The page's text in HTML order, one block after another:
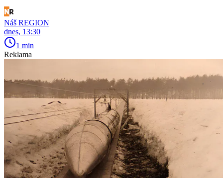
Náš REGION
dnes, 13:30
1 min
Reklama